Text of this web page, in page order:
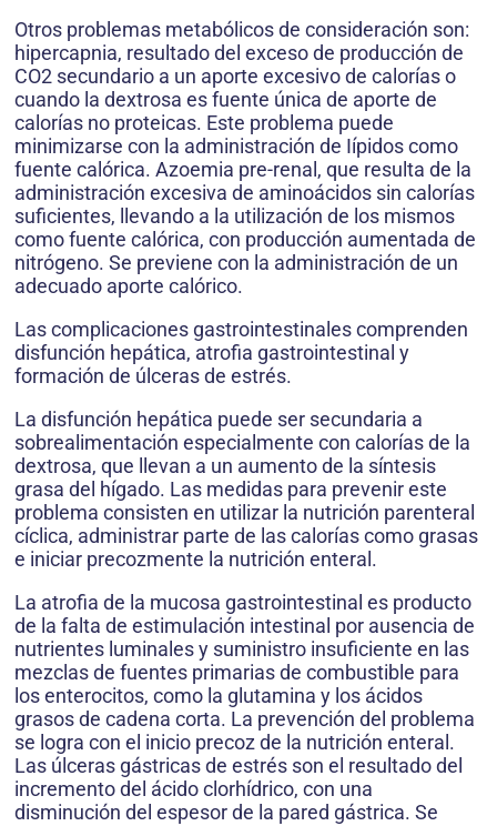
Otros problemas metabólicos de consideración son:
hipercapnia, resultado del exceso de producción de
CO2 secundario a un aporte excesivo de calorías o
cuando la dextrosa es fuente única de aporte de
calorías no proteicas. Este problema puede
minimizarse con la administración de Iípidos como
fuente calórica. Azoemia pre-renal, que resulta de la
administración excesiva de aminoácidos sin calorías
suficientes, llevando a la utilización de los mismos
como fuente calórica, con producción aumentada de
nitrógeno. Se previene con la administración de un
adecuado aporte calórico.
Las complicaciones gastrointestinales comprenden
disfunción hepática, atrofia gastrointestinal y
formación de úlceras de estrés.
La disfunción hepática puede ser secundaria a
sobrealimentación especialmente con calorías de la
dextrosa, que llevan a un aumento de la síntesis
grasa del hígado. Las medidas para prevenir este
problema consisten en utilizar la nutrición parenteral
cíclica, administrar parte de las calorías como grasas
e iniciar precozmente la nutrición enteral.
La atrofia de la mucosa gastrointestinal es producto
de la falta de estimulación intestinal por ausencia de
nutrientes luminales y suministro insuficiente en las
mezclas de fuentes primarias de combustible para
los enterocitos, como la glutamina y los ácidos
grasos de cadena corta. La prevención del problema
se logra con el inicio precoz de la nutrición enteral.
Las úlceras gástricas de estrés son el resultado del
incremento del ácido clorhídrico, con una
disminución del espesor de la pared gástrica. Se